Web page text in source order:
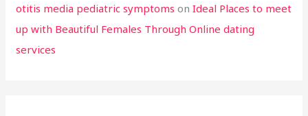
otitis media pediatric symptoms onIdeal Places to meet
up with Beautiful Females Through Online dating
services